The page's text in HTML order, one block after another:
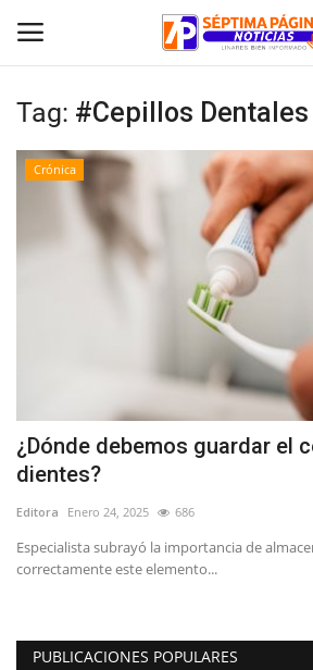
Inicio
Crónica
Política
Espectáculos
Tag: #Cepillos Dentales
Crónica
¿Dónde debemos guardar el
dientes?
Editora Enero 24, 2025 686
Especialista subrayó la importancia de
correctamente este elemento...
PUBLICACIONES POPULARES